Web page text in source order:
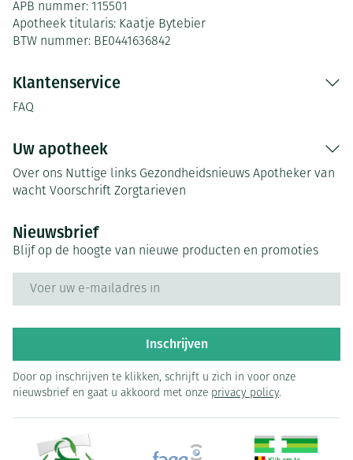
APB nummer: 115501
Apotheek titularis: Kaatje Bytebier
BTW nummer: BE0441636842
Klantenservice
FAQ
Uw apotheek
Over ons Nuttige links Gezondheidsnieuws Apotheker van
wacht Voorschrift Zorgtarieven
Nieuwsbrief
Blijf op de hoogte van nieuwe producten en promoties
Inschrijven
Door op inschrijven te klikken, schrijft u zich in voor onze
nieuwsbrief en gaat u akkoord met onze privacy policy.